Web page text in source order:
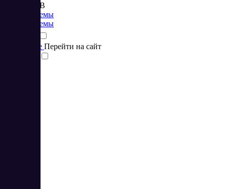
от 699 RUB
CRM системы
CRM системы
Подробнее Перейти на сайт